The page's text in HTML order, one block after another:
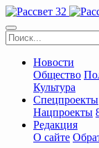
Новости
Общество
Культура
Спецпроекты
Нацпроекты
Редакция
О сайте